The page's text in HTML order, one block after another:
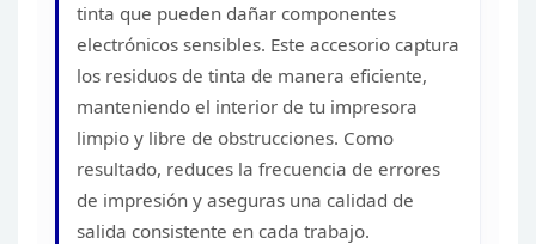
tinta que pueden dañar componentes
electrónicos sensibles. Este accesorio captura
los residuos de tinta de manera eficiente,
manteniendo el interior de tu impresora
limpio y libre de obstrucciones. Como
resultado, reduces la frecuencia de errores
de impresión y aseguras una calidad de
salida consistente en cada trabajo.